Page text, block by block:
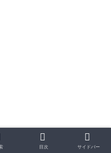
：2009/04/06(月)
目次 サイドバー